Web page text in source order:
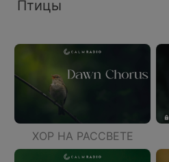
Птицы
ХОР НА РАССВЕТЕ